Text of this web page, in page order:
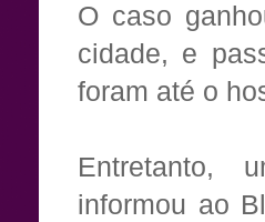
O caso
cidade, e
foram até o
Entretanto,
informou ao